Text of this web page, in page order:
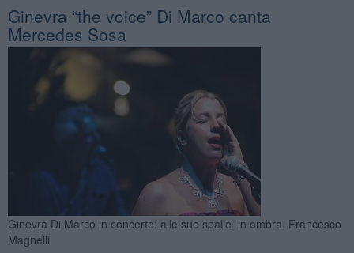
​Ginevra “the voice” Di Marco canta
Mercedes Sosa
Ginevra Di Marco in concerto: alle sue spalle, in ombra, Francesco
Magnelli